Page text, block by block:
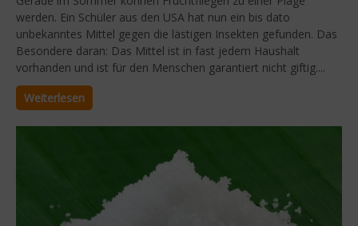
werden. Ein Schüler aus den USA hat nun ein bis dato
unbekanntes Mittel gegen die lästigen Insekten gefunden. Das
Besondere daran: Das Mittel ist in fast jedem Haushalt
vorhanden und ist für den Menschen garantiert nicht giftig....
Weiterlesen